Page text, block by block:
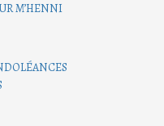
M’HENNI